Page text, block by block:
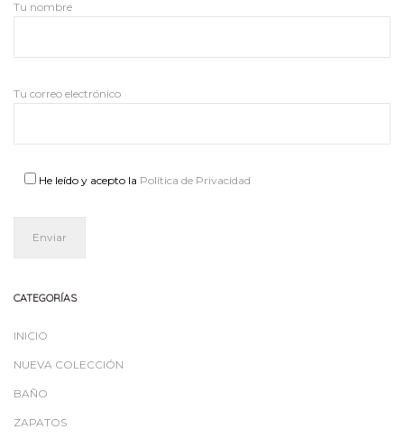
Tu nombre
Tu correo electrónico
He leído y acepto la Política de Privacidad
CATEGORÍAS
INICIO
NUEVA COLECCIÓN
BAÑO
ZAPATOS